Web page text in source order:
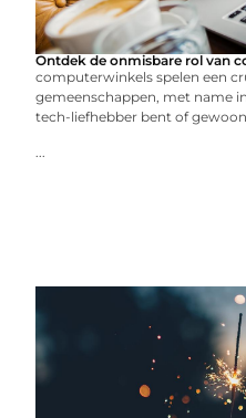
Ontdek de onmisbare rol van
computerwinkels spelen een
gemeenschappen, met name
tech-liefhebber bent of
...